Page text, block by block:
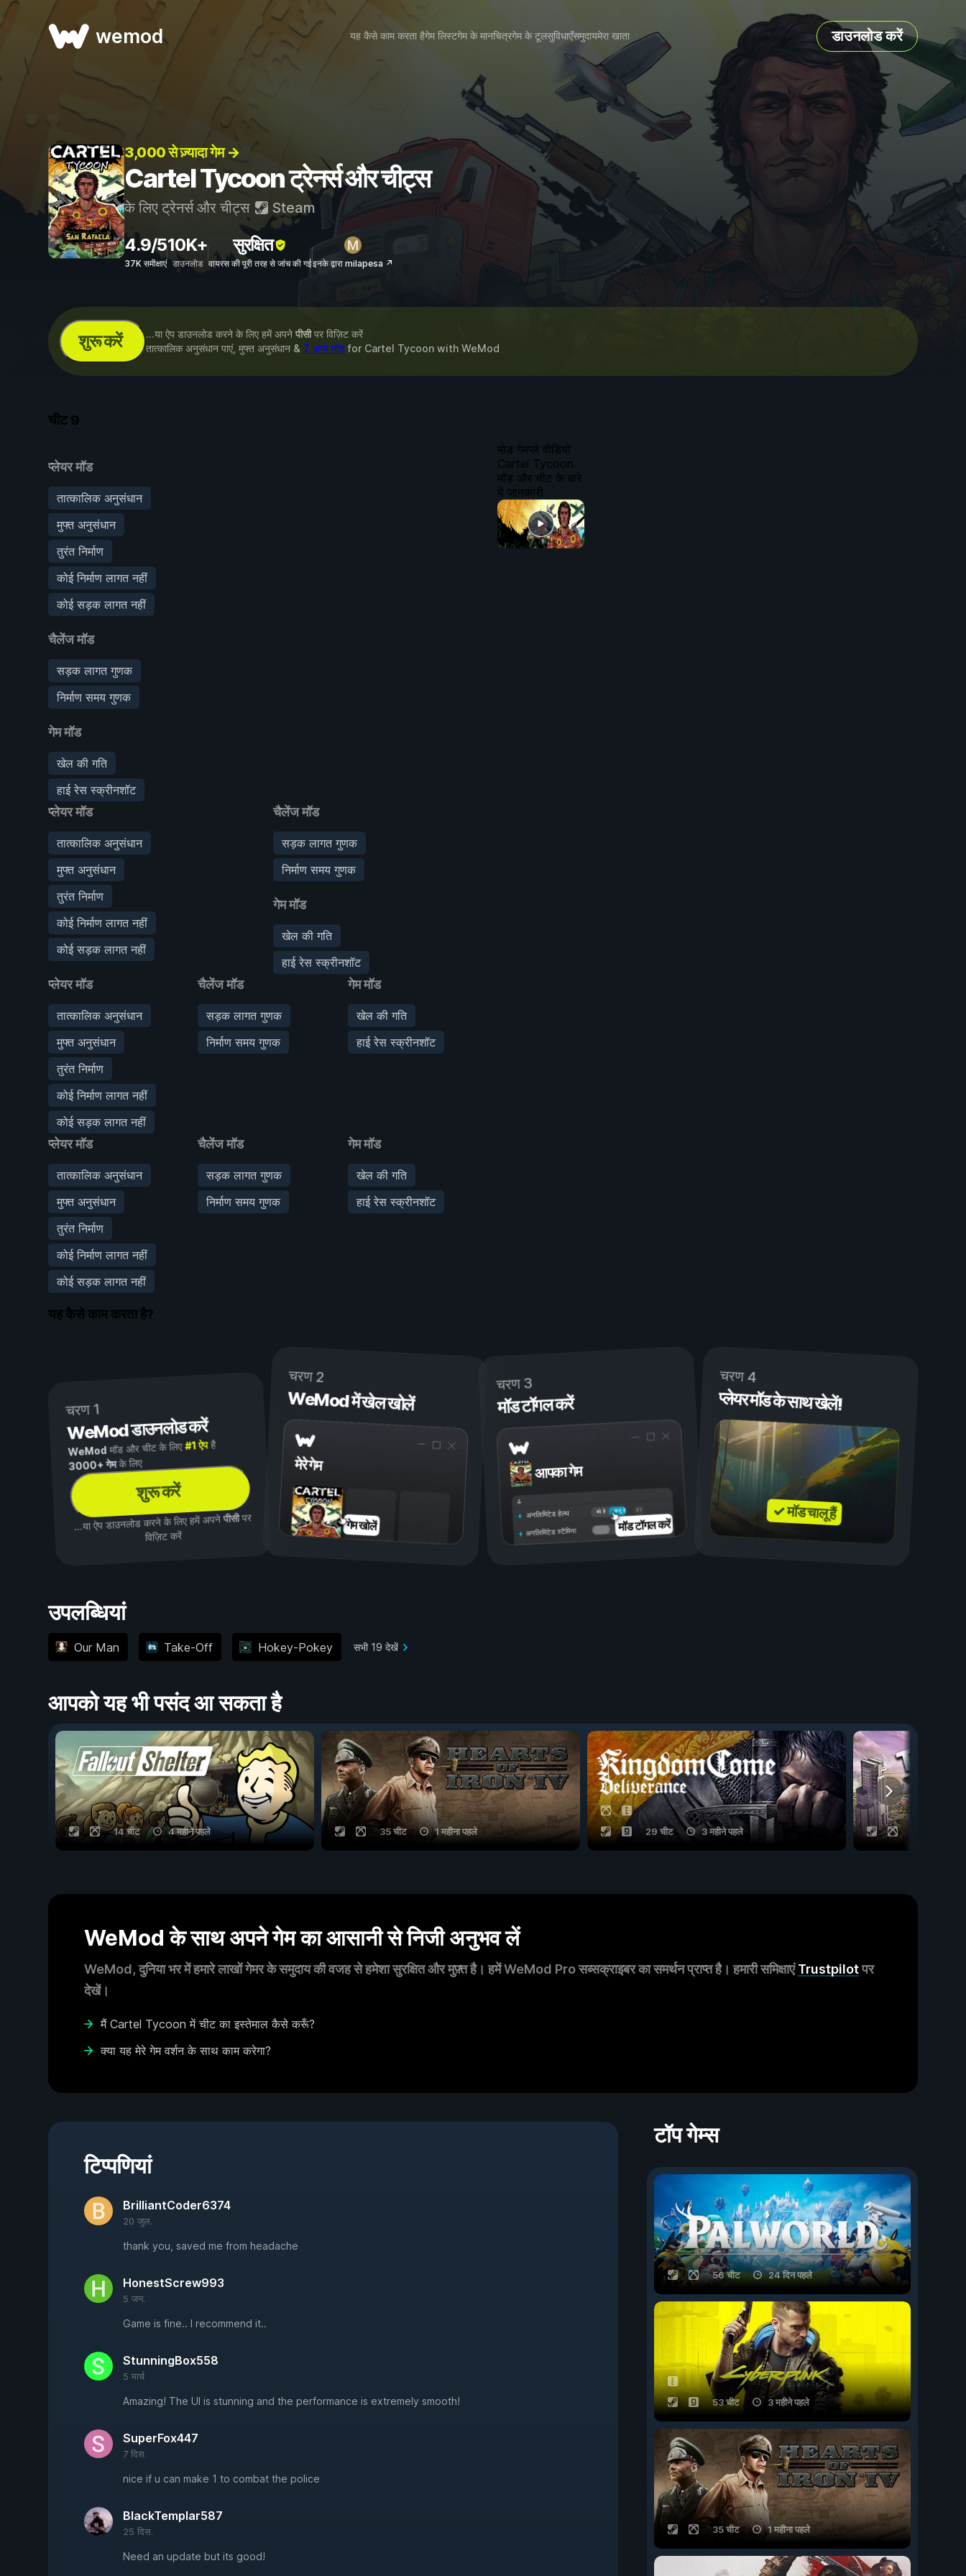
wemod यह कैसे काम करता हैगेम लिस्टगेम के मानचित्रगेम के टूलसुविधाएँसमुदायमेरा खाता डाउनलोड करें
3,000 से ज़्यादा गेम →
Cartel Tycoon ट्रेनर्स और चीट्स
के लिए ट्रेनर्स और चीट्स Steam
4.9/5
37K समीक्षाएं
10K+
डाउनलोड
सुरक्षित
वायरस की पूरी तरह से जांच की गईइनके द्वारा milapesa ↗
शुरू करें ...या ऐप डाउनलोड करने के लिए हमें अपने पीसीपर विज़िट करें
तात्कालिक अनुसंधान पाएं, मुफ्त अनुसंधान & 7 अन्य मॉडfor Cartel Tycoonwith WeMod
चीट 9
प्लेयर मॉड
तात्कालिक अनुसंधान
मुफ्त अनुसंधान
तुरंत निर्माण
कोई निर्माण लागत नहीं
कोई सड़क लागत नहीं
चैलेंज मॉड
सड़क लागत गुणक
निर्माण समय गुणक
गेम मॉड
खेल की गति
हाई रेस स्क्रीनशॉट
प्लेयर मॉड
तात्कालिक अनुसंधान
मुफ्त अनुसंधान
तुरंत निर्माण
कोई निर्माण लागत नहीं
कोई सड़क लागत नहीं
चैलेंज मॉड
सड़क लागत गुणक
निर्माण समय गुणक
गेम मॉड
खेल की गति
हाई रेस स्क्रीनशॉट
प्लेयर मॉड
तात्कालिक अनुसंधान
मुफ्त अनुसंधान
तुरंत निर्माण
कोई निर्माण लागत नहीं
कोई सड़क लागत नहीं
चैलेंज मॉड
सड़क लागत गुणक
निर्माण समय गुणक
गेम मॉड
खेल की गति
हाई रेस स्क्रीनशॉट
प्लेयर मॉड
तात्कालिक अनुसंधान
मुफ्त अनुसंधान
तुरंत निर्माण
कोई निर्माण लागत नहीं
कोई सड़क लागत नहीं
चैलेंज मॉड
सड़क लागत गुणक
निर्माण समय गुणक
गेम मॉड
खेल की गति
हाई रेस स्क्रीनशॉट
मोड गेमप्ले वीडियो
Cartel Tycoon
मॉड और चीट के बारे
में जानकारी
यह कैसे काम करता है?
चरण 1
WeMod डाउनलोड करें
WeMod मॉड और चीट के लिए#1 ऐपहै
3000+ गेमके लिए
शुरू करें
...या ऐप डाउनलोड करने के लिए हमें अपनेपीसीपर
विज़िट करें
चरण 2
WeMod में खेल खोलें
मेरे गेम
गेम खोलें
चरण 3
मॉड टॉगल करें
आपका गेम
चालू है
बंद है
अनलिमिटेड हेल्थ
अनलिमिटेड स्टैमिना मॉड टॉगल करें
चरण 4
प्लेयर मॉड के साथ खेलें!
✓ मॉड चालू हैं
उपलब्धियां
Our Man Take-Off Hokey-Pokey सभी 19 देखें
आपको यह भी पसंद आ सकता है
14 चीट 4 महीने पहले 35 चीट 1 महीना पहले 29 चीट 3 महीने पहले
WeMod के साथ अपने गेम का आसानी से निजी अनुभव लें
WeMod, दुनिया भर में हमारे लाखों गेमर के समुदाय की वजह से हमेशा सुरक्षित और मुफ़्त है। हमें WeMod Pro सब्सक्राइबर का समर्थन प्राप्त है। हमारी समिक्षाएंTrustpilotपर
देखें।
मैं Cartel Tycoon में चीट का इस्तेमाल कैसे करूँ?
क्या यह मेरे गेम वर्शन के साथ काम करेगा?
टिप्पणियां
BrilliantCoder6374
20 जुल.
thank you, saved me from headache
HonestScrew993
5 जन.
Game is fine.. I recommend it..
StunningBox558
5 मार्च
Amazing! The UI is stunning and the performance is extremely smooth!
SuperFox447
7 दिस.
nice if u can make 1 to combat the police
BlackTemplar587
25 दिस.
Need an update but its good!
टॉप गेम्स
56 चीट 24 दिन पहले
53 चीट 3 महीने पहले
35 चीट 1 महीना पहले